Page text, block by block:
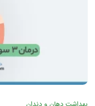
بهداشت دهان و دندان